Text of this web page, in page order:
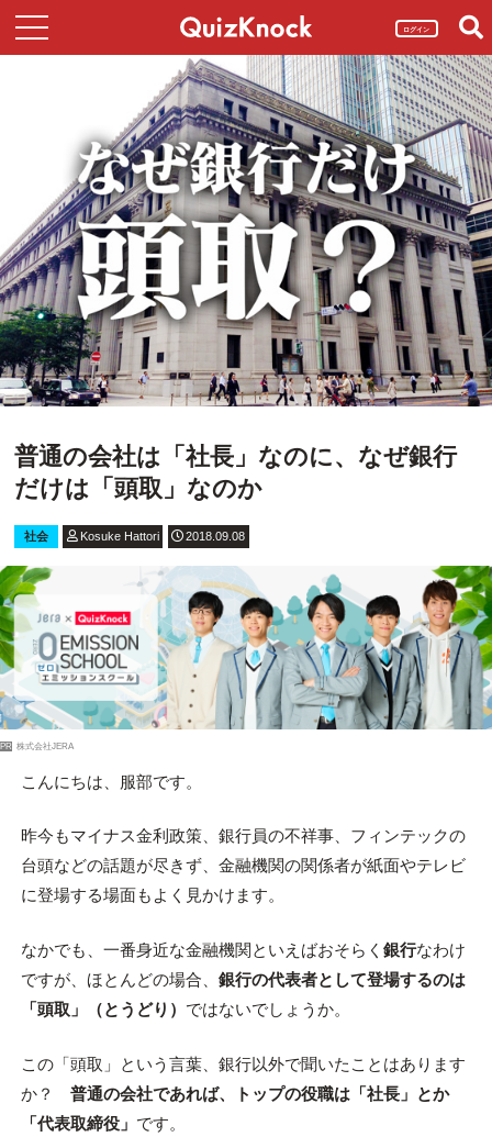
ログイン
普通の会社は「社長」なのに、なぜ銀行
だけは「頭取」なのか
社会 Kosuke Hattori 2018.09.08
PR 株式会社JERA
こんにちは、服部です。
昨今もマイナス金利政策、銀行員の不祥事、フィンテックの
台頭などの話題が尽きず、金融機関の関係者が紙面やテレビ
に登場する場面もよく見かけます。
なかでも、一番身近な金融機関といえばおそらく 銀行なわけ
ですが、ほとんどの場合、 銀行の代表者として登場するのは
「頭取」（とうどり） ではないでしょうか。
この「頭取」という言葉、銀行以外で聞いたことはあります
か？ 普通の会社であれば、トップの役職は「社長」とか
「代表取締役」 です。